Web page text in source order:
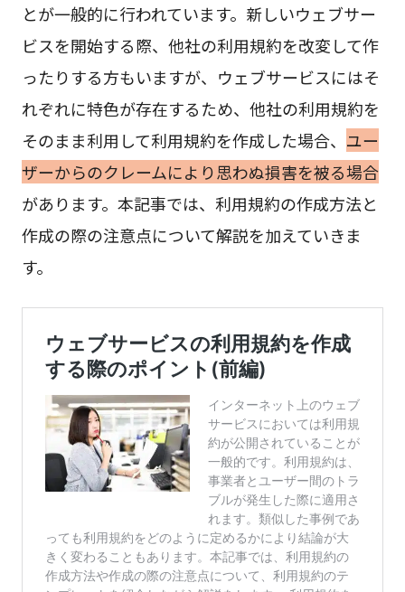
とが一般的に行われています。新しいウェブサー
ビスを開始する際、他社の利用規約を改変して作
ったりする方もいますが、ウェブサービスにはそ
れぞれに特色が存在するため、他社の利用規約を
そのまま利用して利用規約を作成した場合、 ユー
ザーからのクレームにより思わぬ損害を被る場合
があります。本記事では、利用規約の作成方法と
作成の際の注意点について解説を加えていきま
す。